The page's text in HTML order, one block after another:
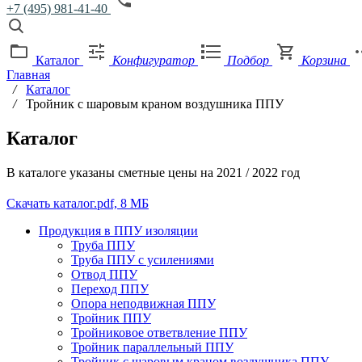
+7 (495) 981-41-40
Каталог Конфигуратор Подбор
Корзина
Главная
/
Каталог
/
Тройник с шаровым краном воздушника ППУ
Каталог
В каталоге указаны сметные цены на 2021 / 2022 год
Скачать каталог.pdf, 8 МБ
Продукция в ППУ изоляции
Труба ППУ
Труба ППУ с усилениями
Отвод ППУ
Переход ППУ
Опора неподвижная ППУ
Тройник ППУ
Тройниковое ответвление ППУ
Тройник параллельный ППУ